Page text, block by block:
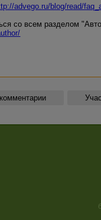
advego.ru/blog/read/
со всем разделом